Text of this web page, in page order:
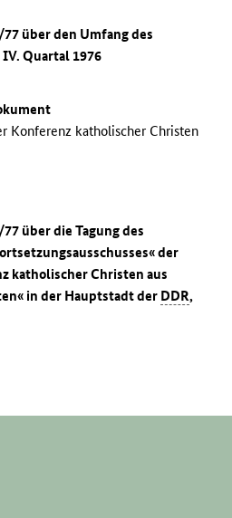
über den Umfang des
Quartal 1976
Konferenz katholischer Christen
über die Tagung des
der
katholischer Christen aus
in der Hauptstadt der DDR,